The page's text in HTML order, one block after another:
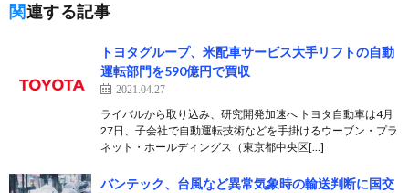
関連する記事
トヨタグループ、米配車サービス大手リフトの自動
運転部門を590億円で買収
2021.04.27
ライバルから取り込み、研究開発加速へ トヨタ自動車は4月
27日、子会社で自動運転技術などを手掛けるウーブン・プラ
ネット・ホールディングス（東京都中央区[…]
バンテック、台風など異常気象時の輸送判断に国交